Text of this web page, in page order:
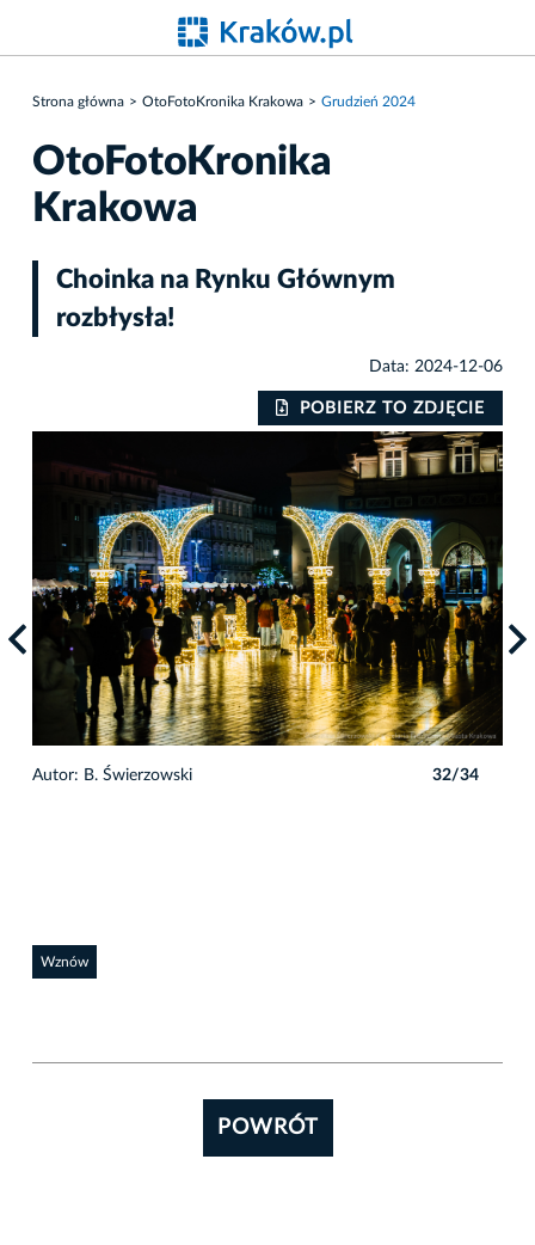
Strona główna OtoFotoKronika Krakowa Grudzień 2024
OtoFotoKronika
Krakowa
Choinka na Rynku Głównym
rozbłysła!
Data: 2024-12-06
POBIERZ TO ZDJĘCIE
Autor: B. Świerzowski 32/34
Wznów
POWRÓT